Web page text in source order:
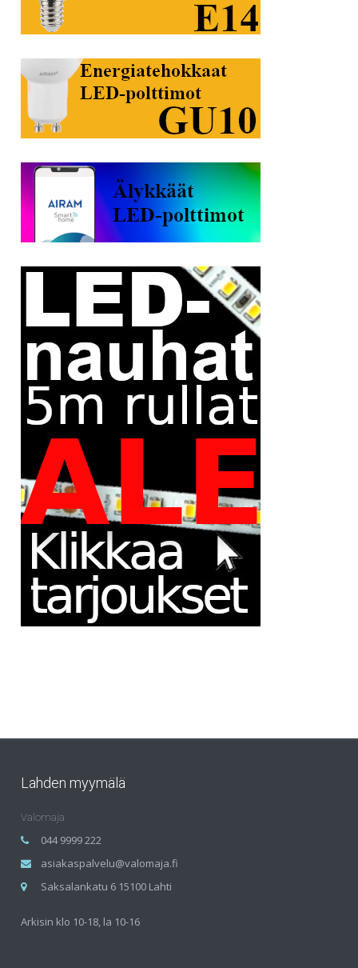
Lahden myymälä
Valomaja
044 9999 222
asiakaspalvelu@valomaja.fi
Saksalankatu 6 15100 Lahti
Arkisin klo 10-18, la 10-16